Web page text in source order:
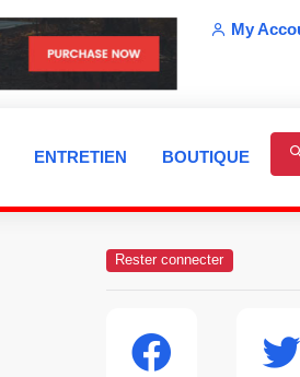
My
ENTRETIEN BOUTIQUE
Rester connecter